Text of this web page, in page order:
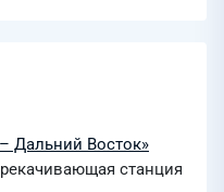
Дальний Восток»
станция